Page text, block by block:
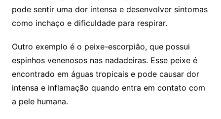
pode sentir uma dor intensa e desenvolver sintomas
como inchaço e dificuldade para respirar.
Outro exemplo é o peixe-escorpião, que possui
espinhos venenosos nas nadadeiras. Esse peixe é
encontrado em águas tropicais e pode causar dor
intensa e inflamação quando entra em contato com
a pele humana.